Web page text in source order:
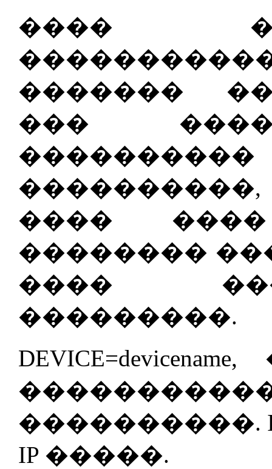
����
�������
���
���� ����
��������
����
���������.
����������.
IP �����.